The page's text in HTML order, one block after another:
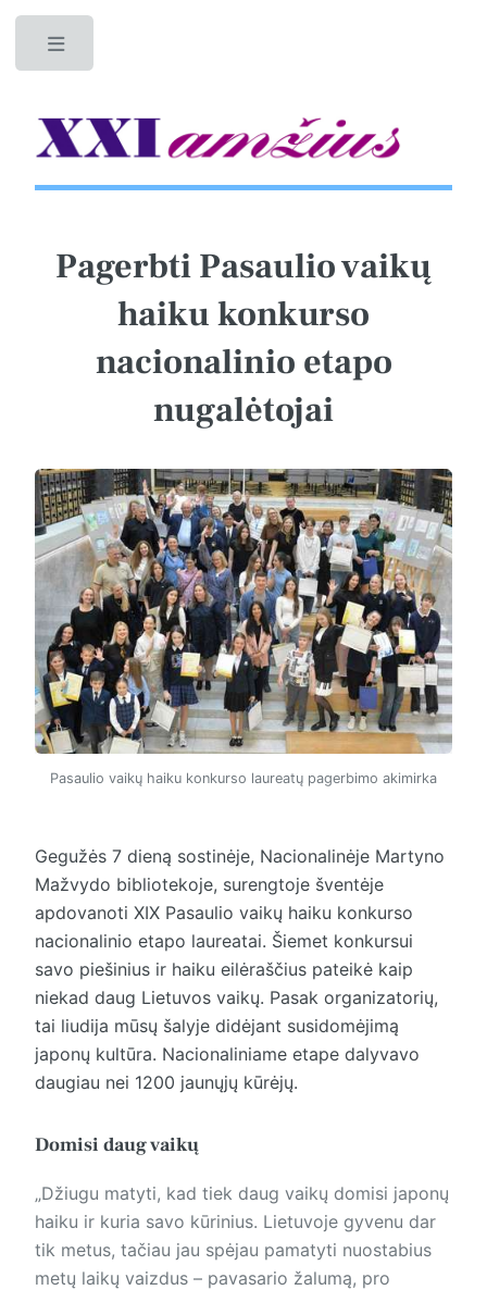
Pagerbti Pasaulio vaikų
haiku konkurso
nacionalinio etapo
nugalėtojai
Pasaulio vaikų haiku konkurso laureatų pagerbimo akimirka
Gegužės 7 dieną sostinėje, Nacionalinėje Martyno
Mažvydo bibliotekoje, surengtoje šventėje
apdovanoti XIX Pasaulio vaikų haiku konkurso
nacionalinio etapo laureatai. Šiemet konkursui
savo piešinius ir haiku eilėraščius pateikė kaip
niekad daug Lietuvos vaikų. Pasak organizatorių,
tai liudija mūsų šalyje didėjant susidomėjimą
japonų kultūra. Nacionaliniame etape dalyvavo
daugiau nei 1200 jaunųjų kūrėjų.
Domisi daug vaikų
„Džiugu matyti, kad tiek daug vaikų domisi japonų
haiku ir kuria savo kūrinius. Lietuvoje gyvenu dar
tik metus, tačiau jau spėjau pamatyti nuostabius
metų laikų vaizdus – pavasario žalumą, pro